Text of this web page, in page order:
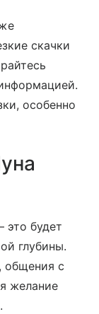
скачки
особенно
это будет
глубины.
общения с
желание